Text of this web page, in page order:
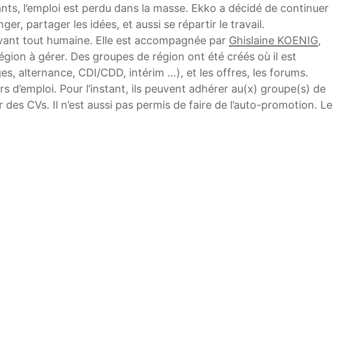
l’emploi est perdu dans la masse. Ekko a décidé de continuer
partager les idées, et aussi se répartir le travail.
tout humaine. Elle est accompagnée par Ghislaine KOENIG,
à gérer. Des groupes de région ont été créés où il est
alternance, CDI/CDD, intérim …), et les offres, les forums.
Pour l’instant, ils peuvent adhérer au(x) groupe(s) de
CVs. Il n’est aussi pas permis de faire de l’auto-promotion. Le